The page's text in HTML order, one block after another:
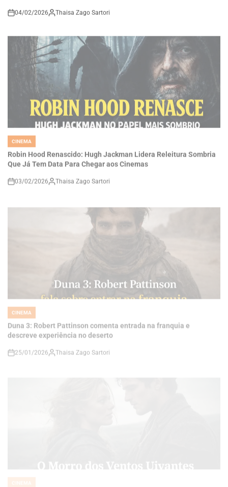
IN
CINEMA
Robin Hood Renascido: Hugh Jackman Lidera Releitura Sombria
Que Já Tem Data Para Chegar aos Cinemas
on
03/02/2026 Thaisa Zago Sartori
Duna 3: Robert Pattinson comenta entrada na franquia e
descreve experiência no deserto
on
25/01/2026
on
25/01/2026